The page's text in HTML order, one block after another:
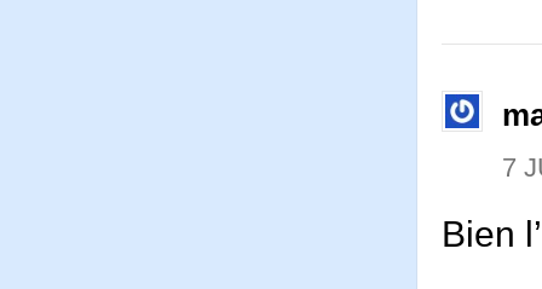
7
Bien